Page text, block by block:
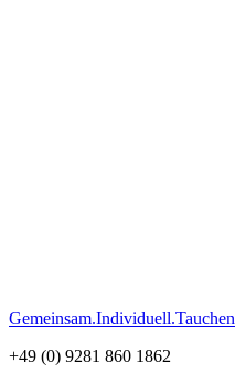
Gemeinsam.Individuell.Tauchen
+49 (0) 9281 860 1862